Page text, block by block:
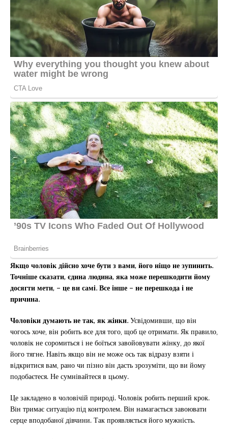
Якщо чоловік дійсно хоче бути з вами, його ніщо не зупинить.
Точніше сказати, єдина людина, яка може перешкодити йому
досягти мети, – це ви самі. Все інше – не перешкода і не
причина.
Чоловіки думають не так, як жінки.Усвідомивши, що він
чогось хоче, він робить все для того, щоб це отримати. Як правило,
чоловік не соромиться і не боїться завойовувати жінку, до якої
його тягне. Навіть якщо він не може ось так відразу взяти і
відкритися вам, рано чи пізно він дасть зрозуміти, що ви йому
подобаєтеся. Не сумнівайтеся в цьому.
Це закладено в чоловічій природі. Чоловік робить перший крок.
Він тримає ситуацію під контролем. Він намагається завоювати
серце вподобаної дівчини. Так проявляється його мужність.